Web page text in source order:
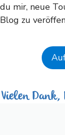
du mir, neue
Blog zu